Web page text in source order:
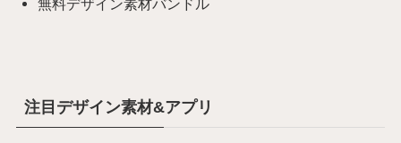
無料デザイン素材バンドル
注目デザイン素材&アプリ